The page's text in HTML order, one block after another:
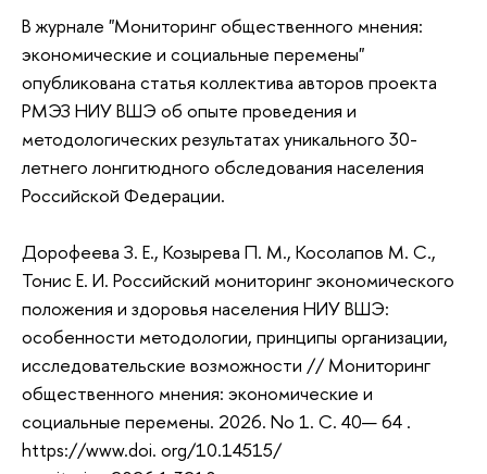
В журнале "Мониторинг общественного мнения:
экономические и социальные перемены"
опубликована статья коллектива авторов проекта
РМЭЗ НИУ ВШЭ об опыте проведения и
методологических результатах уникального 30-
летнего лонгитюдного обследования населения
Российской Федерации.
Дорофеева З. Е., Козырева П. М., Косолапов М. С.,
Тонис Е. И. Российский мониторинг экономического
положения и здоровья населения НИУ ВШЭ:
особенности методологии, принципы организации,
исследовательские возможности // Мониторинг
общественного мнения: экономические и
социальные перемены. 2026. No 1. С. 40— 64 .
https://www.doi. org/10.14515/